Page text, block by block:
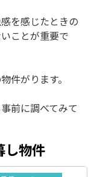
を感じたときの
ことが重要で
件がります。
前に調べてみて
し物件